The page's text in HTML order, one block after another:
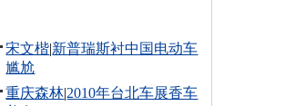
宋文楷|新普瑞斯衬中国电动车
尴尬
重庆森林|2010年台北车展香车